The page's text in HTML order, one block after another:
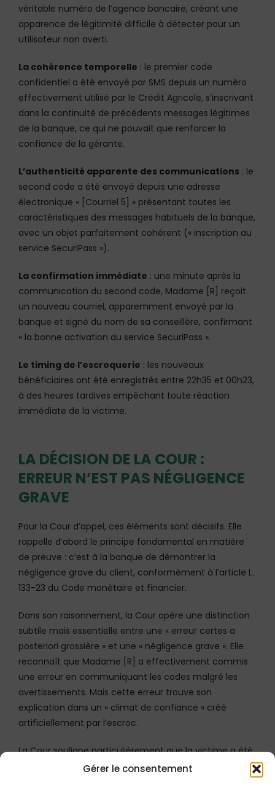
Gérer le consentement
véritable numéro de l’agence bancaire, créant une
apparence de légitimité difficile à détecter pour un
utilisateur non averti.
La cohérence temporelle : le premier code
confidentiel a été envoyé par SMS depuis un numéro
effectivement utilisé par le Crédit Agricole, s’inscrivant
dans la continuité de précédents messages légitimes
de la banque, ce qui ne pouvait que renforcer la
confiance de la gérante.
L’authenticité apparente des communications : le
second code a été envoyé depuis une adresse
électronique « [Courriel 5] » présentant toutes les
caractéristiques des messages habituels de la banque,
avec un objet parfaitement cohérent (« inscription au
service SecuriPass »).
La confirmation immédiate : une minute après la
communication du second code, Madame [R] reçoit
un nouveau courriel, apparemment envoyé par la
banque et signé du nom de sa conseillère, confirmant
« la bonne activation du service SecuriPass ».
Le timing de l’escroquerie : les nouveaux
bénéficiaires ont été enregistrés entre 22h35 et 00h23,
à des heures tardives empêchant toute réaction
immédiate de la victime.
LA DÉCISION DE LA COUR :
ERREUR N’EST PAS NÉGLIGENCE
GRAVE
Pour la Cour d’appel, ces éléments sont décisifs. Elle
rappelle d’abord le principe fondamental en matière
de preuve : c’est à la banque de démontrer la
négligence grave du client, conformément à l’article L.
133-23 du Code monétaire et financier.
Dans son raisonnement, la Cour opère une distinction
subtile mais essentielle entre une « erreur certes a
posteriori grossière » et une « négligence grave ». Elle
reconnaît que Madame [R] a effectivement commis
une erreur en communiquant les codes malgré les
avertissements. Mais cette erreur trouve son
explication dans un « climat de confiance » créé
artificiellement par l’escroc.
La Cour souligne particulièrement que la victime a été
privée du « temps de réflexion et du recul critique